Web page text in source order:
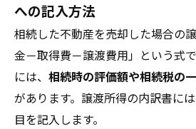
への記入方法
相続した不動産を売却した場合の
金－取得費－譲渡費用」という式
には、 相続時の評価額や相続税の
があります。譲渡所得の内訳書に
目を記入します。